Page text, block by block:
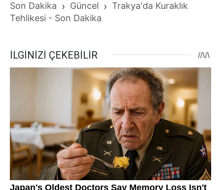
Son Dakika › Güncel › Trakya'da Kuraklık
Tehlikesi - Son Dakika